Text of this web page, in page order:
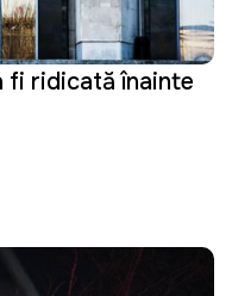
fi ridicată înainte